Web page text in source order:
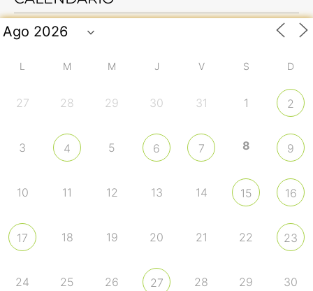
L M M J V S D
27 28 29 30 31 1 2
3 4 5 6 7 8 9
10 11 12 13 14 15 16
17 18 19 20 21 22 23
24 25 26 27 28 29 30